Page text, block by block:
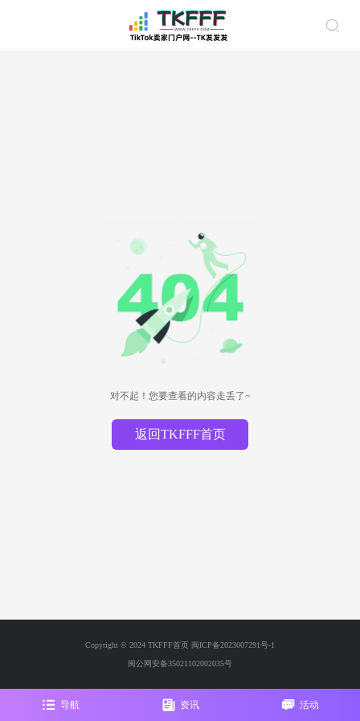
对不起！您要查看的内容走丢了~
返回TKFFF首页
Copyright © 2024 TKFFF首页 闽ICP备2023007291号-1
闽公网安备35021102002035号
导航 资讯 活动